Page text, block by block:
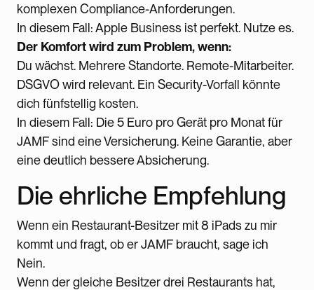
komplexen Compliance-Anforderungen.
In diesem Fall: Apple Business ist perfekt. Nutze es.
Der Komfort wird zum Problem, wenn:
Du wächst. Mehrere Standorte. Remote-Mitarbeiter.
DSGVO wird relevant. Ein Security-Vorfall könnte
dich fünfstellig kosten.
In diesem Fall: Die 5 Euro pro Gerät pro Monat für
JAMF sind eine Versicherung. Keine Garantie, aber
eine deutlich bessere Absicherung.
Die ehrliche Empfehlung
Wenn ein Restaurant-Besitzer mit 8 iPads zu mir
kommt und fragt, ob er JAMF braucht, sage ich
Nein.
Wenn der gleiche Besitzer drei Restaurants hat,